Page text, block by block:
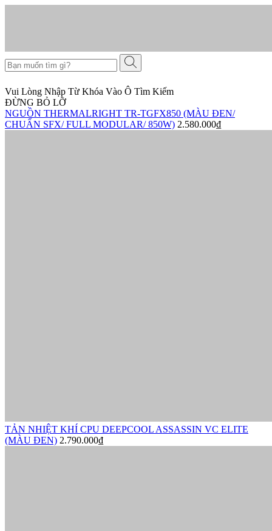
Vui Lòng Nhập Từ Khóa Vào Ô Tìm Kiếm
ĐỪNG BỎ LỠ
NGUỒN THERMALRIGHT TR-TGFX850 (MÀU ĐEN/
CHUẨN SFX/ FULL MODULAR/ 850W) 2.580.000₫
TẢN NHIỆT KHÍ CPU DEEPCOOL ASSASSIN VC ELITE
(MÀU ĐEN) 2.790.000₫